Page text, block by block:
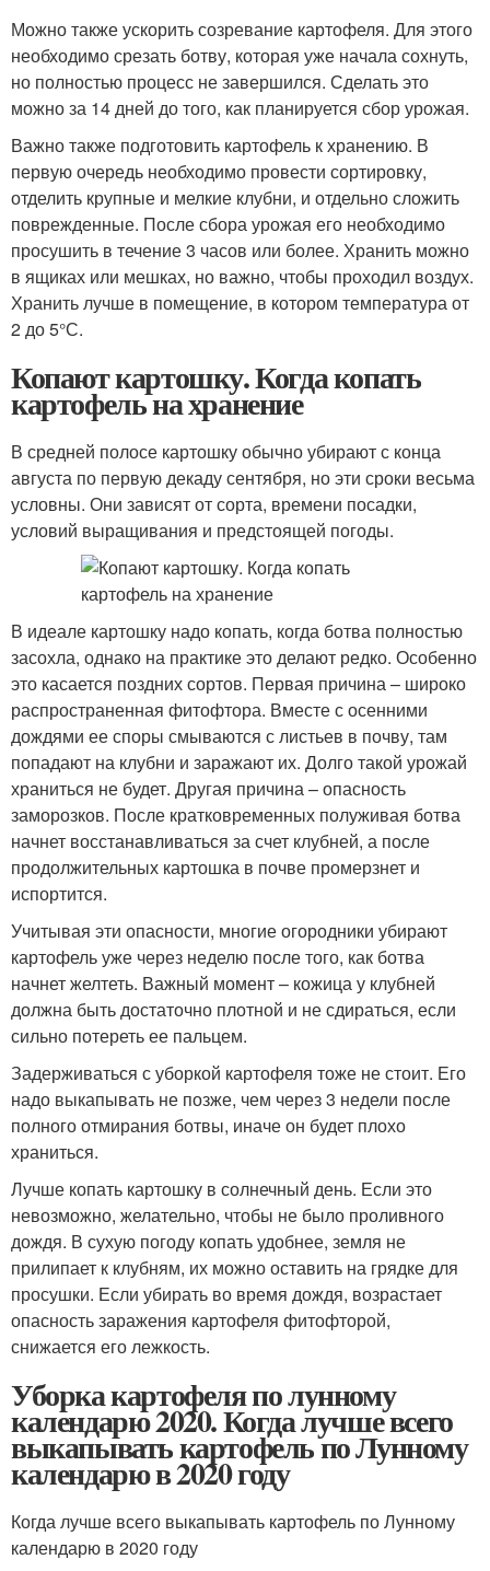
Можно также ускорить созревание картофеля. Для этого
необходимо срезать ботву, которая уже начала сохнуть,
но полностью процесс не завершился. Сделать это
можно за 14 дней до того, как планируется сбор урожая.
Важно также подготовить картофель к хранению. В
первую очередь необходимо провести сортировку,
отделить крупные и мелкие клубни, и отдельно сложить
поврежденные. После сбора урожая его необходимо
просушить в течение 3 часов или более. Хранить можно
в ящиках или мешках, но важно, чтобы проходил воздух.
Хранить лучше в помещение, в котором температура от
2 до 5°С.
Копают картошку. Когда копать
картофель на хранение
В средней полосе картошку обычно убирают с конца
августа по первую декаду сентября, но эти сроки весьма
условны. Они зависят от сорта, времени посадки,
условий выращивания и предстоящей погоды.
В идеале картошку надо копать, когда ботва полностью
засохла, однако на практике это делают редко. Особенно
это касается поздних сортов. Первая причина – широко
распространенная фитофтора. Вместе с осенними
дождями ее споры смываются с листьев в почву, там
попадают на клубни и заражают их. Долго такой урожай
храниться не будет. Другая причина – опасность
заморозков. После кратковременных полуживая ботва
начнет восстанавливаться за счет клубней, а после
продолжительных картошка в почве промерзнет и
испортится.
Учитывая эти опасности, многие огородники убирают
картофель уже через неделю после того, как ботва
начнет желтеть. Важный момент – кожица у клубней
должна быть достаточно плотной и не сдираться, если
сильно потереть ее пальцем.
Задерживаться с уборкой картофеля тоже не стоит. Его
надо выкапывать не позже, чем через 3 недели после
полного отмирания ботвы, иначе он будет плохо
храниться.
Лучше копать картошку в солнечный день. Если это
невозможно, желательно, чтобы не было проливного
дождя. В сухую погоду копать удобнее, земля не
прилипает к клубням, их можно оставить на грядке для
просушки. Если убирать во время дождя, возрастает
опасность заражения картофеля фитофторой,
снижается его лежкость.
Уборка картофеля по лунному
календарю 2020. Когда лучше всего
выкапывать картофель по Лунному
календарю в 2020 году
Когда лучше всего выкапывать картофель по Лунному
календарю в 2020 году